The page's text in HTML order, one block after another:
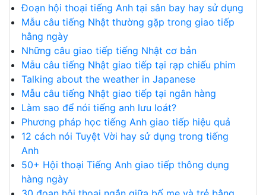
Đoạn hội thoại tiếng Anh tại sân bay hay sử dụng
Mẫu câu tiếng Nhật thường gặp trong giao tiếp
hằng ngày
Những câu giao tiếp tiếng Nhật cơ bản
Mẫu câu tiếng Nhật giao tiếp tại rạp chiếu phim
Talking about the weather in Japanese
Mẫu câu tiếng Nhật giao tiếp tại ngân hàng
Làm sao để nói tiếng anh lưu loát?
Phương pháp học tiếng Anh giao tiếp hiệu quả
12 cách nói Tuyệt Vời hay sử dụng trong tiếng
Anh
50+ Hội thoại Tiếng Anh giao tiếp thông dụng
hàng ngày